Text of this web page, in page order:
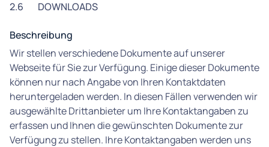
2.6 DOWNLOADS
Beschreibung
Wir stellen verschiedene Dokumente auf unserer
Webseite für Sie zur Verfügung. Einige dieser Dokumente
können nur nach Angabe von Ihren Kontaktdaten
heruntergeladen werden. In diesen Fällen verwenden wir
ausgewählte Drittanbieter um Ihre Kontaktangaben zu
erfassen und Ihnen die gewünschten Dokumente zur
Verfügung zu stellen. Ihre Kontaktangaben werden uns